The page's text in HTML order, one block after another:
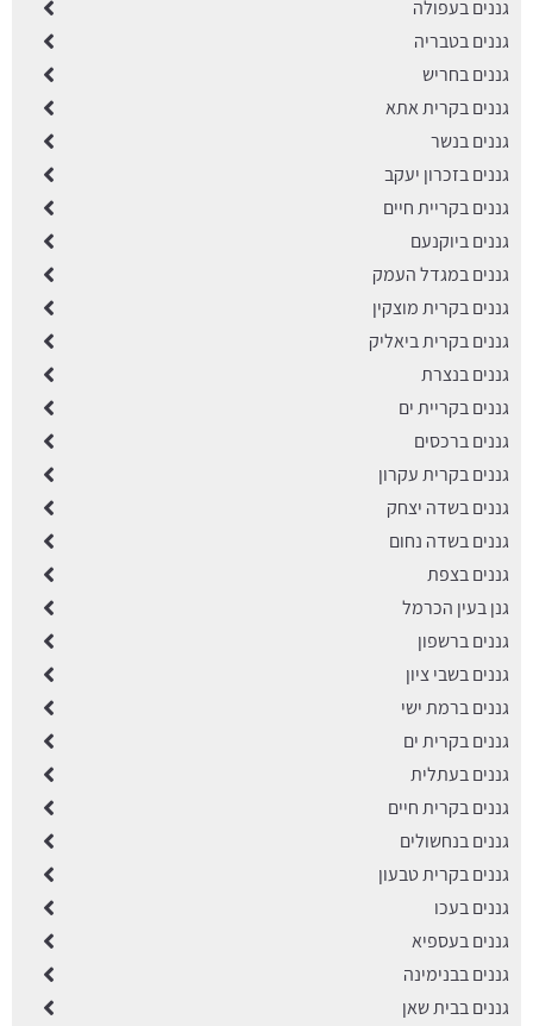
גננים בעפולה
גננים בטבריה
גננים בחריש
גננים בקרית אתא
גננים בנשר
גננים בזכרון יעקב
גננים בקריית חיים
גננים ביוקנעם
גננים במגדל העמק
גננים בקרית מוצקין
גננים בקרית ביאליק
גננים בנצרת
גננים בקריית ים
גננים ברכסים
גננים בקרית עקרון
גננים בשדה יצחק
גננים בשדה נחום
גננים בצפת
גנן בעין הכרמל
גננים ברשפון
גננים בשבי ציון
גננים ברמת ישי
גננים בקרית ים
גננים בעתלית
גננים בקרית חיים
גננים בנחשולים
גננים בקרית טבעון
גננים בעכו
גננים בעספיא
גננים בבנימינה
גננים בבית שאן